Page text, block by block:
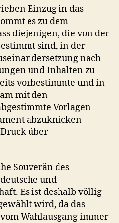
Einzug in das
es zu dem
diejenigen, die von der
sind, in der
nach
und Inhalten zu
vorbestimmte und in
mit den
Vorlagen
abzuknicken
über
Souverän des
und
Es ist deshalb völlig
wird, da das
Wahlausgang immer